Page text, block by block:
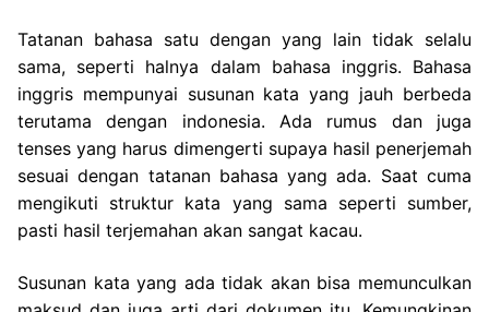
Tatanan bahasa satu dengan yang lain tidak selalu
sama, seperti halnya dalam bahasa inggris. Bahasa
inggris mempunyai susunan kata yang jauh berbeda
terutama dengan indonesia. Ada rumus dan juga
tenses yang harus dimengerti supaya hasil penerjemah
sesuai dengan tatanan bahasa yang ada. Saat cuma
mengikuti struktur kata yang sama seperti sumber,
pasti hasil terjemahan akan sangat kacau.
Susunan kata yang ada tidak akan bisa memunculkan